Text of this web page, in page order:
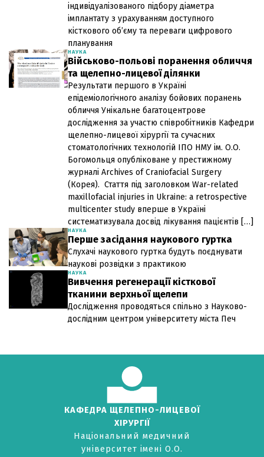
індивідуалізованого підбору діаметра
імплантату з урахуванням доступного
кісткового об’єму та переваги цифрового
планування
НАУКА
Військово-польові поранення обличчя
та щелепно-лицевої ділянки
Результати першого в Україні
епідеміологічного аналізу бойових поранень
обличчя Унікальне багатоцентрове
дослідження за участю співробітників Кафедри
щелепно-лицевої хірургії та сучасних
стоматологічних технологій ІПО НМУ ім. О.О.
Богомольця опубліковане у престижному
журналі Archives of Craniofacial Surgery
(Корея). Стаття під заголовком War-related
maxillofacial injuries in Ukraine: a retrospective
multicenter study вперше в Україні
систематизувала досвід лікування пацієнтів […]
НАУКА
Перше засідання наукового гуртка
Слухачі наукового гуртка будуть поєднувати
наукові розвідки з практикою
НАУКА
Вивчення регенерації кісткової
тканини верхньої щелепи
Дослідження проводяться спільно з Науково-
дослідним центром університету міста Печ
КАФЕДРА ЩЕЛЕПНО-ЛИЦЕВОЇ
ХІРУРГІЇ
Національний медичний
університет імені О.О.